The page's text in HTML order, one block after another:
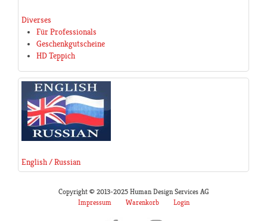
Diverses
Für Professionals
Geschenkgutscheine
HD Teppich
English / Russian
Copyright © 2013-2025 Human Design Services AG
Impressum
Warenkorb Login